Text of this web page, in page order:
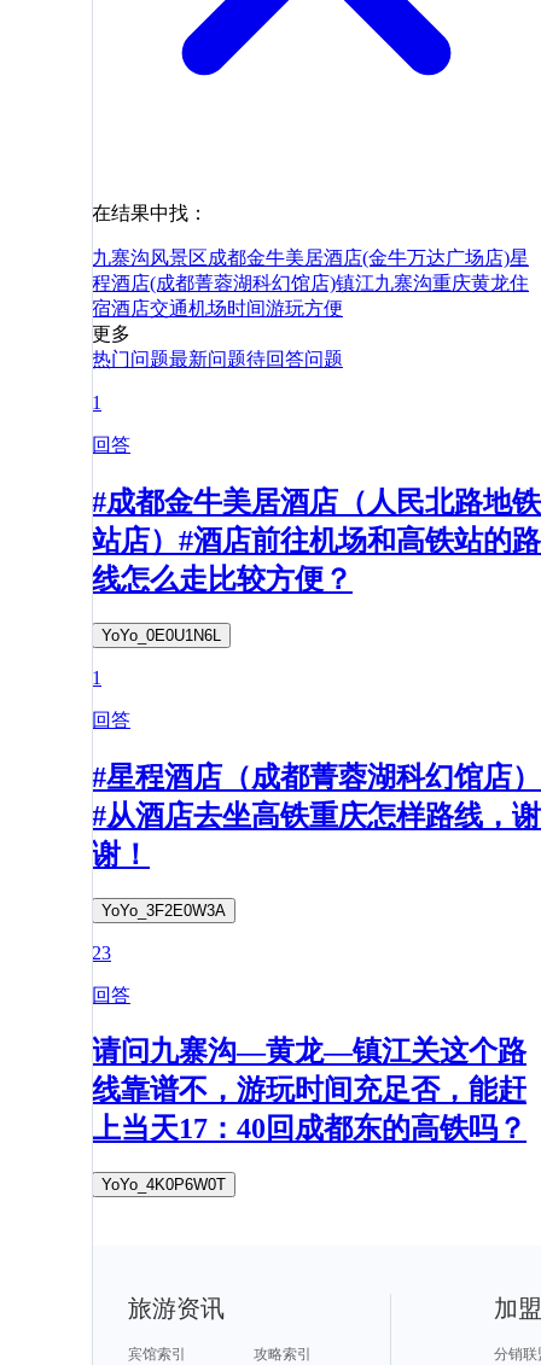
在结果中找：
九寨沟风景区成都金牛美居酒店(金牛万达广场店)星
程酒店(成都菁蓉湖科幻馆店)镇江九寨沟重庆黄龙住
宿酒店交通机场时间游玩方便
更多
热门问题最新问题待回答问题
1
回答
#成都金牛美居酒店（人民北路地铁
站店）#酒店前往机场和高铁站的路
线怎么走比较方便？
YoYo_0E0U1N6L
1
回答
#星程酒店（成都菁蓉湖科幻馆店）
#从酒店去坐高铁重庆怎样路线，谢
谢！
YoYo_3F2E0W3A
23
回答
请问九寨沟—黄龙—镇江关这个路
线靠谱不，游玩时间充足否，能赶
上当天17：40回成都东的高铁吗？
YoYo_4K0P6W0T
旅游资讯
宾馆索引
攻略索引
加
分销联